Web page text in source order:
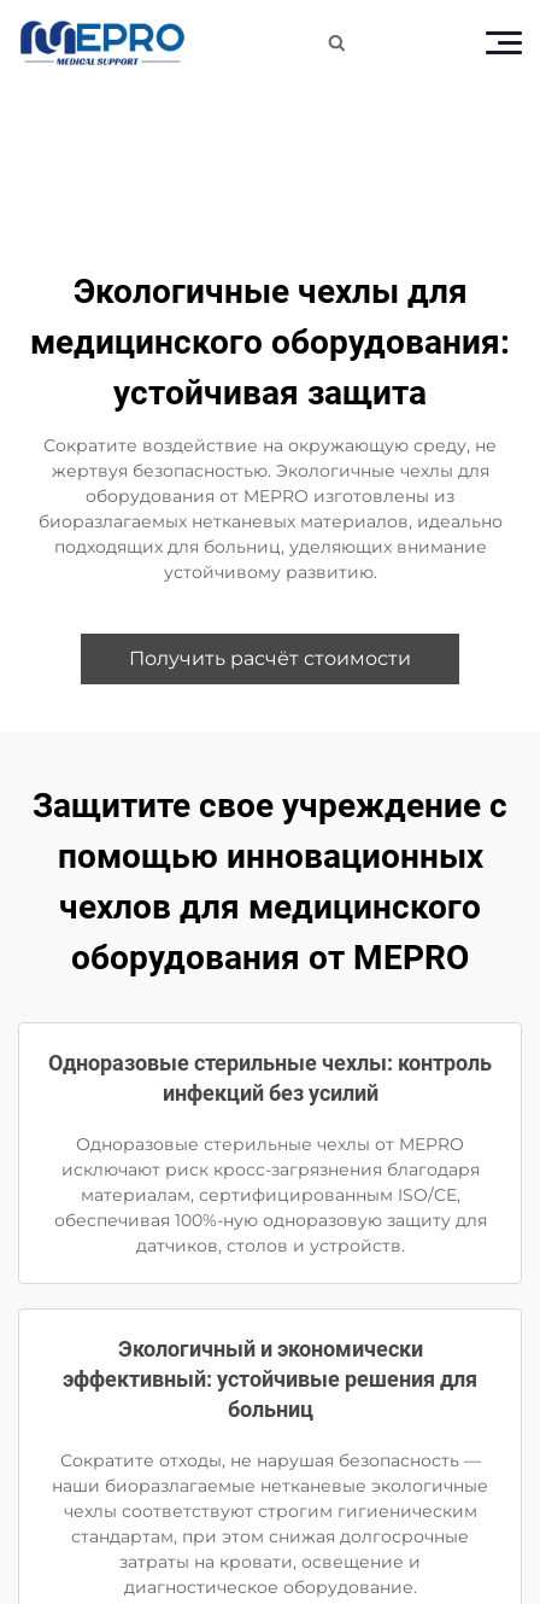

Экологичные чехлы для
медицинского оборудования:
устойчивая защита
Сократите воздействие на окружающую среду, не
жертвуя безопасностью. Экологичные чехлы для
оборудования от MEPRO изготовлены из
биоразлагаемых нетканевых материалов, идеально
подходящих для больниц, уделяющих внимание
устойчивому развитию.
Получить расчёт стоимости
Защитите свое учреждение с
помощью инновационных
чехлов для медицинского
оборудования от MEPRO
Одноразовые стерильные чехлы: контроль
инфекций без усилий
Одноразовые стерильные чехлы от MEPRO
исключают риск кросс-загрязнения благодаря
материалам, сертифицированным ISO/CE,
обеспечивая 100%-ную одноразовую защиту для
датчиков, столов и устройств.
Экологичный и экономически
эффективный: устойчивые решения для
больниц
Сократите отходы, не нарушая безопасность —
наши биоразлагаемые нетканевые экологичные
чехлы соответствуют строгим гигиеническим
стандартам, при этом снижая долгосрочные
затраты на кровати, освещение и
диагностическое оборудование.